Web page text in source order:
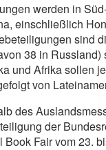
werden in
einschließlich
sind
38 in
und Afrika sollen
von
des
der
Book Fair vom 23.